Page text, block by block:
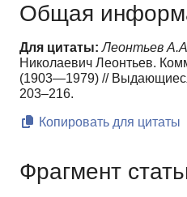
Общая
Для цитаты: Леонтьев
Николаевич Леонтьев.
(1903—1979) //
203–216.
Копировать для цитаты
Фрагмент